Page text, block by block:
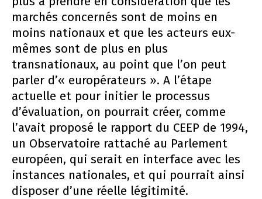
marchés concernés sont de moins en
moins nationaux et que les acteurs eux-
mêmes sont de plus en plus
transnationaux, au point que l’on peut
parler d’« europérateurs ». A l’étape
actuelle et pour initier le processus
d’évaluation, on pourrait créer, comme
l’avait proposé le rapport du CEEP de 1994,
un Observatoire rattaché au Parlement
européen, qui serait en interface avec les
instances nationales, et qui pourrait ainsi
disposer d’une réelle légitimité.